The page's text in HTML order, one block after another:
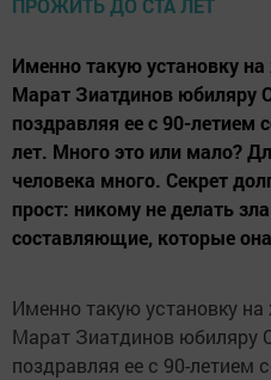
Именно такую установку
Марат Зиатдинов юбиляру
поздравляя ее с 90-летием
лет. Много это или мало?
человека много. Секрет
прост: никому не делать
составляющие, которые
Именно такую установку
Марат Зиатдинов юбиляру
поздравляя ее с 90-летием